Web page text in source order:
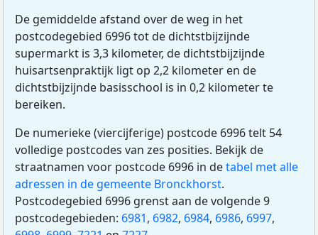
De gemiddelde afstand over de weg in het
postcodegebied 6996 tot de dichtstbijzijnde
supermarkt is 3,3 kilometer, de dichtstbijzijnde
huisartsenpraktijk ligt op 2,2 kilometer en de
dichtstbijzijnde basisschool is in 0,2 kilometer te
bereiken.
De numerieke (viercijferige) postcode 6996 telt 54
volledige postcodes van zes posities. Bekijk de
straatnamen voor postcode 6996 in detabel met alle
adressen in de gemeente Bronckhorst.
Postcodegebied 6996 grenst aan de volgende 9
postcodegebieden: 6981, 6982, 6984, 6986, 6997,